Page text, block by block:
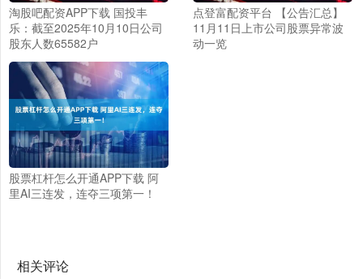
淘股吧配资APP下载 国投丰
乐：截至2025年10月10日公司
股东人数65582户
点登富配资平台 【公告汇总】
11月11日上市公司股票异常波
动一览
股票杠杆怎么开通APP下载 阿
里AI三连发，连夺三项第一！
相关评论